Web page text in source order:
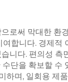
로써 막대한 환
합니다. 경제
니다. 편의성
단을 확보할
며, 일회용 제